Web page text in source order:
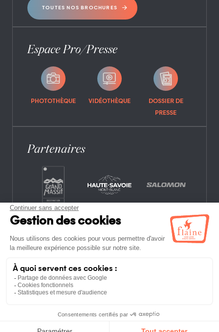
TOUTES NOS BROCHURES
Espace Pro/Presse
PHOTOTHÈQUE VIDÉOTHÈQUE
DOSSIER DE
PRESSE
Partenaires
CONTACT FOIRE AUX QUESTIONS
OFFRES D’EMPLOI
POLITIQUE DE CONFIDENTIALITÉ
D’UTILISATION